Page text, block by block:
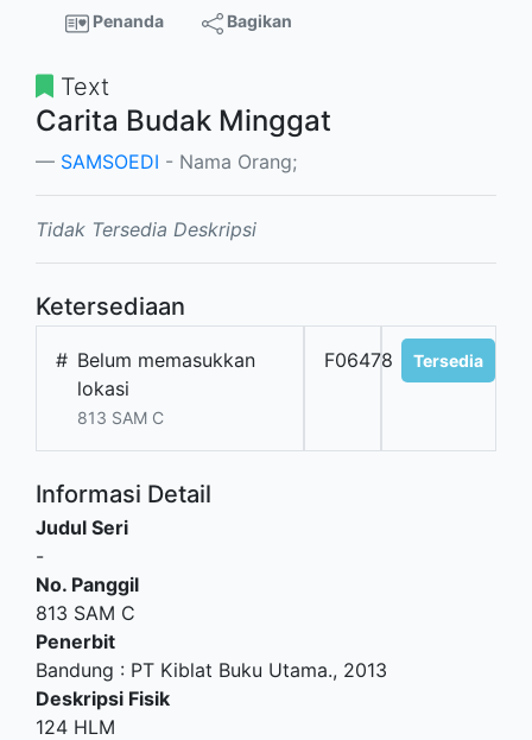
Penanda Bagikan
Text
Carita Budak Minggat
SAMSOEDI - Nama Orang;
Tidak Tersedia Deskripsi
Ketersediaan
# Belum memasukkan
lokasi
813 SAM C
F06478 Tersedia
Informasi Detail
Judul Seri
-
No. Panggil
813 SAM C
Penerbit
Bandung : PT Kiblat Buku Utama., 2013
Deskripsi Fisik
124 HLM